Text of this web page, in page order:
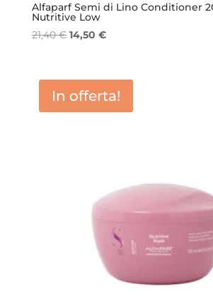
Alfaparf Semi di Lino Conditioner
Nutritive Low
21,40€ Il
era:
21,40 €.
14,50 €Il
è:
14,50 €.
In offerta!